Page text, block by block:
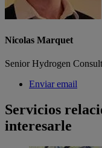
Nicolas Marquet
Senior Hydrogen
Enviar email
Servicios
interesarle